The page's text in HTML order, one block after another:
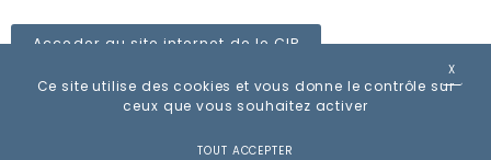
Ce site utilise des cookies et vous donne le contrôle sur
ceux que vous souhaitez activer
TOUT ACCEPTER
X
Acceder au site internet de le CIP